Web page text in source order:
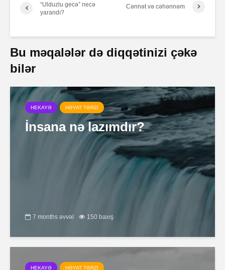
“Ulduzlu gecə” necə
yarandı?
Cənnət və cəhənnəm
Bu məqalələr də diqqətinizi çəkə
bilər
HEKAYƏ HƏYAT TƏRZİ
İnsana nə lazımdır?
7 months əvvəl 150 baxış
HEKAYƏ HƏYAT TƏRZİ